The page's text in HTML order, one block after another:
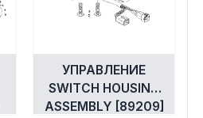
УПРАВЛЕНИЕ
SWITCH HOUSING
ASSEMBLY [89209]